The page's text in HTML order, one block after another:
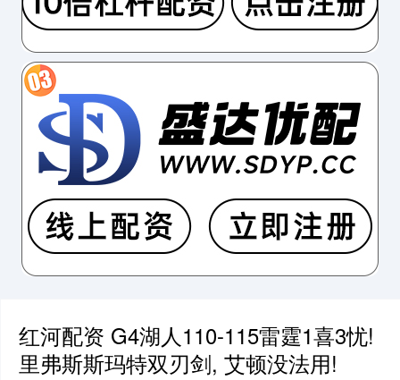
红河配资 G4湖人110-115雷霆1喜3忧!
里弗斯斯玛特双刃剑, 艾顿没法用!